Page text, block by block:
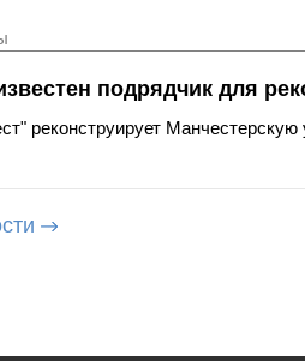
подрядчик для
реконструирует Манчестерскую